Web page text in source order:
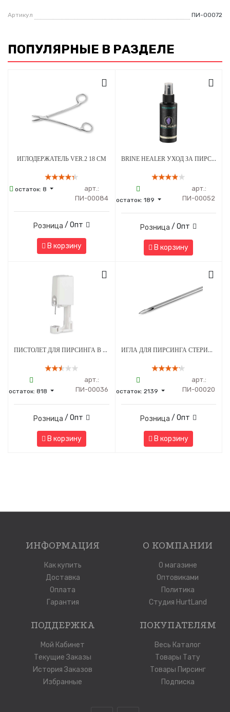
Артикул ПИ-00072
ПОПУЛЯРНЫЕ В РАЗДЕЛЕ
ИГЛОДЕРЖАТЕЛЬ VER.2 18 СМ
остаток: 8
арт.:
ПИ-00084
Розница / Опт
В корзину
BRINE HEALER УХОД ЗА ПИРСИНГОМ - СРЕДСТВО ДЛЯ ЗАЖИВЛЕНИЯ - 100 МЛ
остаток: 189
арт.:
ПИ-00052
Розница / Опт
В корзину
ПИСТОЛЕТ ДЛЯ ПИРСИНГА В СТЕРИЛЬНОЙ УПАКОВКЕ МОД. 203 С СЕРЕБРЯНЫМ УКРАШЕНИЕМ ШАРИК 3 ММ БЕЛЫЙ - 1 ШТ
остаток: 818
арт.:
ПИ-00036
Розница / Опт
В корзину
ИГЛА ДЛЯ ПИРСИНГА СТЕРИЛЬНАЯ 13G
остаток: 2139
арт.:
ПИ-00020
Розница / Опт
В корзину
ИНФОРМАЦИЯ
Как купить
Доставка
Оплата
Гарантия
О КОМПАНИИ
О магазине
Оптовиками
Политика
Студия HurtLand
ПОДДЕРЖКА
Мой Кабинет
Текущие Заказы
История Заказов
Избранные
ПОКУПАТЕЛЯМ
Весь Каталог
Товары Тату
Товары Пирсинг
Подписка